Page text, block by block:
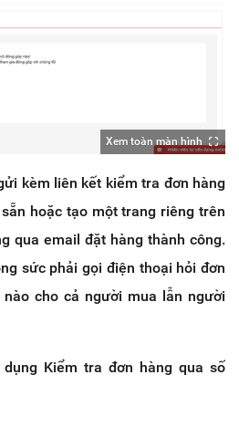
Xem toàn màn hình
kèm liên kết kiểm tra đơn hàng
hoặc tạo một trang riêng trên
qua email đặt hàng thành công.
sức phải gọi điện thoại hỏi đơn
cho cả người mua lẫn người
Kiểm tra đơn hàng qua số